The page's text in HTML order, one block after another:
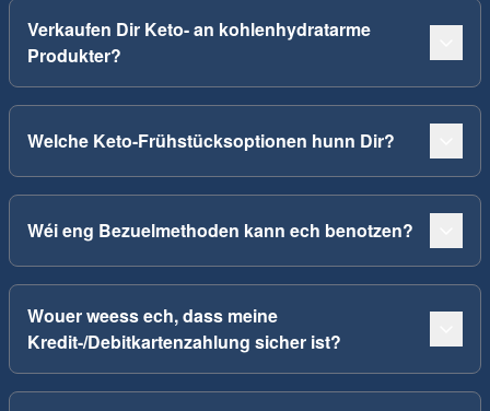
Verkaufen Dir Keto- an kohlenhydratarme
Produkter?
Welche Keto-Frühstücksoptionen hunn Dir?
Wéi eng Bezuelmethoden kann ech benotzen?
Wouer weess ech, dass meine
Kredit-/Debitkartenzahlung sicher ist?